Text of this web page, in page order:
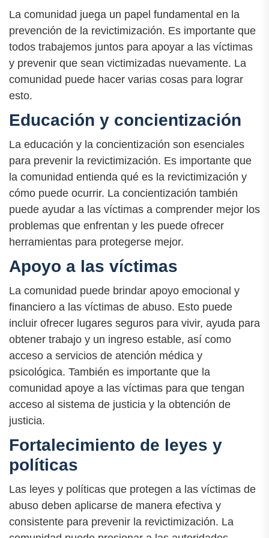
La comunidad juega un papel fundamental en la
prevención de la revictimización. Es importante que
todos trabajemos juntos para apoyar a las víctimas
y prevenir que sean victimizadas nuevamente. La
comunidad puede hacer varias cosas para lograr
esto.
Educación y concientización
La educación y la concientización son esenciales
para prevenir la revictimización. Es importante que
la comunidad entienda qué es la revictimización y
cómo puede ocurrir. La concientización también
puede ayudar a las víctimas a comprender mejor los
problemas que enfrentan y les puede ofrecer
herramientas para protegerse mejor.
Apoyo a las víctimas
La comunidad puede brindar apoyo emocional y
financiero a las víctimas de abuso. Esto puede
incluir ofrecer lugares seguros para vivir, ayuda para
obtener trabajo y un ingreso estable, así como
acceso a servicios de atención médica y
psicológica. También es importante que la
comunidad apoye a las víctimas para que tengan
acceso al sistema de justicia y la obtención de
justicia.
Fortalecimiento de leyes y
políticas
Las leyes y políticas que protegen a las víctimas de
abuso deben aplicarse de manera efectiva y
consistente para prevenir la revictimización. La